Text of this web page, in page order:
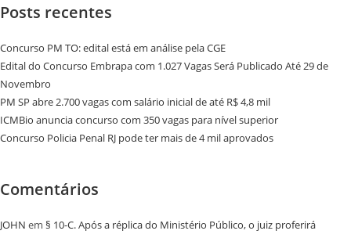
Posts recentes
Concurso PM TO: edital está em análise pela CGE
Edital do Concurso Embrapa com 1.027 Vagas Será Publicado Até 29 de
Novembro
PM SP abre 2.700 vagas com salário inicial de até R$ 4,8 mil
ICMBio anuncia concurso com 350 vagas para nível superior
Concurso Policia Penal RJ pode ter mais de 4 mil aprovados
Comentários
JOHN em § 10-C. Após a réplica do Ministério Público, o juiz proferirá